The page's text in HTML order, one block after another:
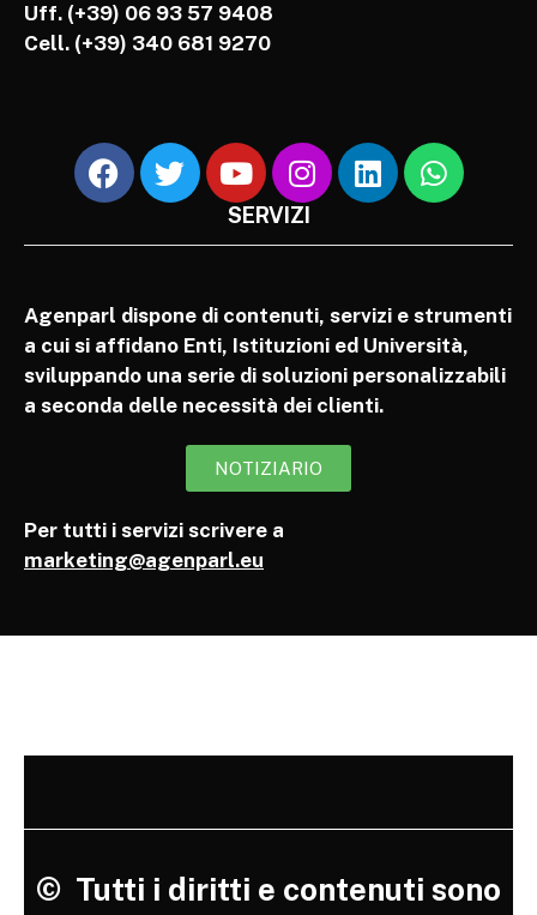
Uff. (+39) 06 93 57 9408
Cell. (+39) 340 681 9270
SERVIZI
Agenparl dispone di contenuti, servizi e strumenti
a cui si affidano Enti, Istituzioni ed Università,
sviluppando una serie di soluzioni personalizzabili
a seconda delle necessità dei clienti.
NOTIZIARIO
Per tutti i servizi scrivere a
marketing@agenparl.eu
© Tutti i diritti e contenuti sono